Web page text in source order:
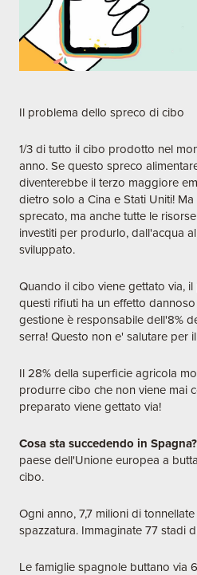
Il problema dello spreco di cibo
1/3 di tutto il cibo prodotto nel
anno. Se questo spreco
diventerebbe il terzo maggiore
dietro solo a Cina e Stati Uniti!
sprecato, ma anche tutte le
investiti per produrlo, dall'acqua
sviluppato.
Quando il cibo viene gettato via,
questi rifiuti ha un effetto
gestione è responsabile dell'8%
serra! Questo non e' salutare per
Il 28% della superficie agricola
produrre cibo che non viene mai
preparato viene gettato via!
Cosa sta succedendo in Spagna?
paese dell'Unione europea a
cibo.
Ogni anno, 7,7 milioni di
spazzatura. Immaginate 77 stadi
Le famiglie spagnole buttano via